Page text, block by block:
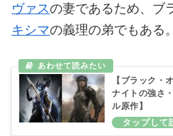
ヴァスの妻であるため、ブ
キシマの義理の弟でもある。
【ブラック・
ナイトの強さ
ル原作】